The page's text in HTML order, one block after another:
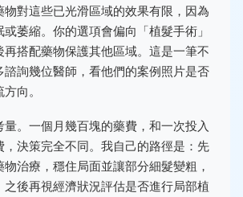
對這些已光滑區域的效果有限，因為
萎縮。你的選項會偏向「植髮手術」
再搭配藥物保護其他區域。這是一筆不
諮詢幾位醫師，看他們的案例照片是否
向。
。一個月幾百塊的藥費，和一次投入
，決策完全不同。我自己的路徑是：先
治療，穩住局面並讓部分細髮變粗，
後再視經濟狀況評估是否進行局部植